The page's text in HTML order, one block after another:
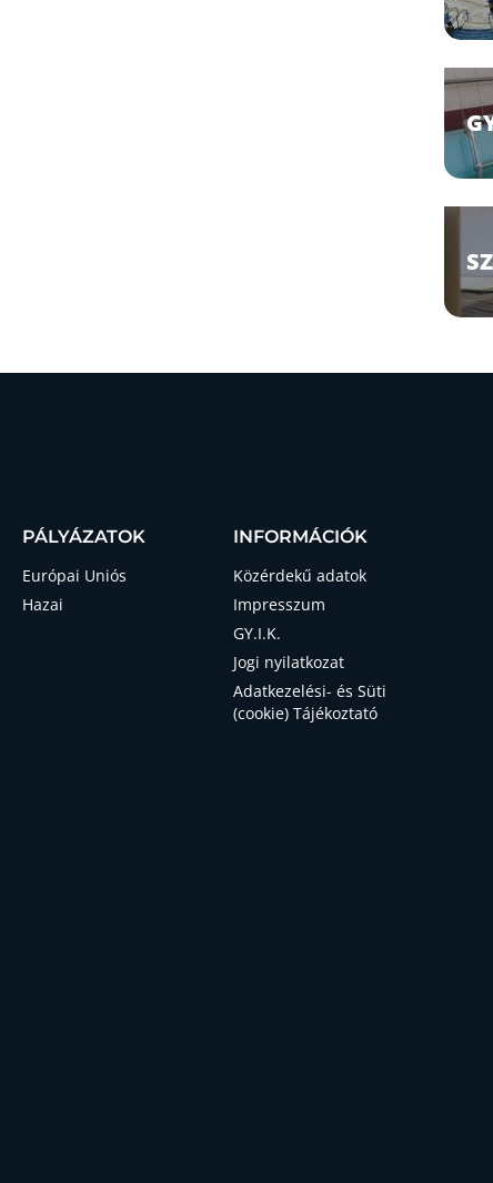
PÁLYÁZATOK
Európai Uniós
Hazai
INFORMÁCIÓK
Közérdekű adatok
Impresszum
GY.I.K.
Jogi nyilatkozat
Adatkezelési- és Süti
(cookie) Tájékoztató